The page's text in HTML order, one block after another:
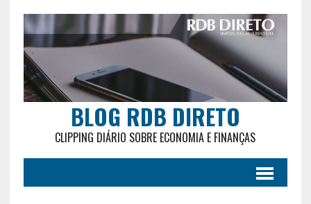
BLOG RDB DIRETO
CLIPPING DIÁRIO SOBRE ECONOMIA E FINANÇAS